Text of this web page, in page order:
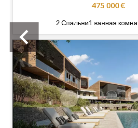
475 000 €
2 Спальни1 ванная